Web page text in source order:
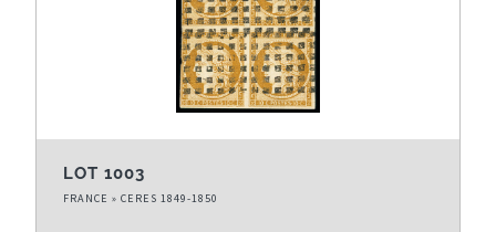
LOT 1003
FRANCE » CERES 1849-1850